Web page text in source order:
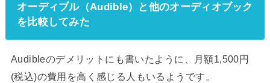
オーディブル（Audible）と他のオーディオブック
を比較してみた
Audibleのデメリットにも書いたように、月額1,500円
(税込)の費用を高く感じる人もいるようです。